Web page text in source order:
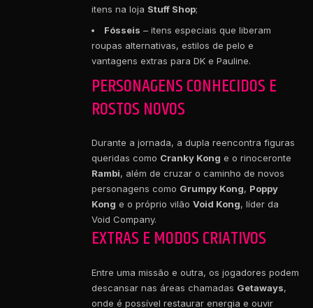
itens na loja Stuff Shop;
Fósseis – itens especiais que liberam
roupas alternativas, estilos de pelo e
vantagens extras para DK e Pauline.
PERSONAGENS CONHECIDOS E
ROSTOS NOVOS
Durante a jornada, a dupla reencontra figuras
queridas como Cranky Kong e o rinoceronte
Rambi, além de cruzar o caminho de novos
personagens como Grumpy Kong, Poppy
Kong e o próprio vilão Void Kong, líder da
Void Company.
EXTRAS E MODOS CRIATIVOS
Entre uma missão e outra, os jogadores podem
descansar nas áreas chamadas Getaways,
onde é possível restaurar energia e ouvir